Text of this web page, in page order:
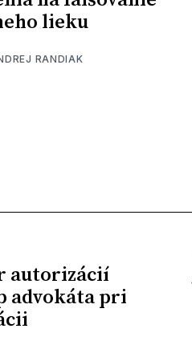
lieku
RANDIAK
autorizácií
advokáta pri